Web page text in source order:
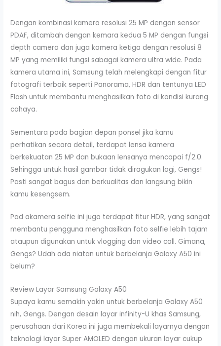
Dengan kombinasi kamera resolusi 25 MP dengan sensor
PDAF, ditambah dengan kemara kedua 5 MP dengan fungsi
depth camera dan juga kamera ketiga dengan resolusi 8
MP yang memiliki fungsi sabagai kamera ultra wide. Pada
kamera utama ini, Samsung telah melengkapi dengan fitur
fotografi terbaik seperti Panorama, HDR dan tentunya LED
Flash untuk membantu menghasilkan foto di kondisi kurang
cahaya.
Sementara pada bagian depan ponsel jika kamu
perhatikan secara detail, terdapat lensa kamera
berkekuatan 25 MP dan bukaan lensanya mencapai f/2.0.
Sehingga untuk hasil gambar tidak diragukan lagi, Gengs!
Pasti sangat bagus dan berkualitas dan langsung bikin
kamu kesengsem.
Pad akamera selfie ini juga terdapat fitur HDR, yang sangat
membantu pengguna menghasilkan foto selfie lebih tajam
ataupun digunakan untuk vlogging dan video call. Gimana,
Gengs? Udah ada niatan untuk berbelanja Galaxy A50 ini
belum?
Review Layar Samsung Galaxy A50
Supaya kamu semakin yakin untuk berbelanja Galaxy A50
nih, Gengs. Dengan desain layar infinity-U khas Samsung,
perusahaan dari Korea ini juga membekali layarnya dengan
teknologi layar Super AMOLED dengan ukuran layar cukup